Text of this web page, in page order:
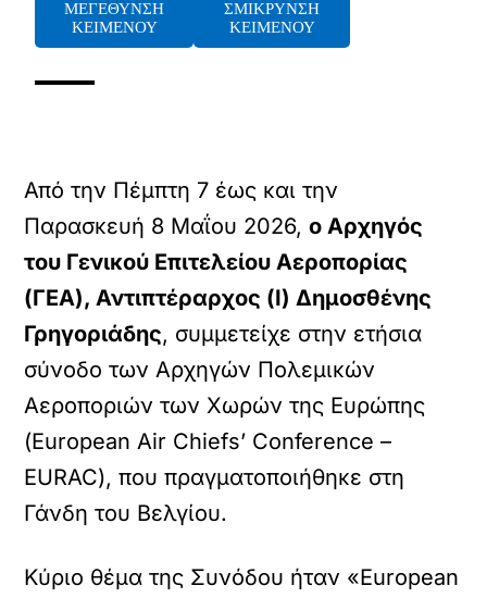
ΜΕΓΕΘΥΝΣΗ
ΚΕΙΜΕΝΟΥ
ΣΜΙΚΡΥΝΣΗ
ΚΕΙΜΕΝΟΥ
Από την Πέμπτη 7 έως και την
Παρασκευή 8 Μαΐου 2026,ο Αρχηγός
του Γενικού Επιτελείου Αεροπορίας
(ΓΕΑ), Αντιπτέραρχος (Ι) Δημοσθένης
Γρηγοριάδης, συμμετείχε στην ετήσια
σύνοδο των Αρχηγών Πολεμικών
Αεροποριών των Χωρών της Ευρώπης
(European Air Chiefs’ Conference –
EURAC), που πραγματοποιήθηκε στη
Γάνδη του Βελγίου.
Κύριο θέμα της Συνόδου ήταν «European